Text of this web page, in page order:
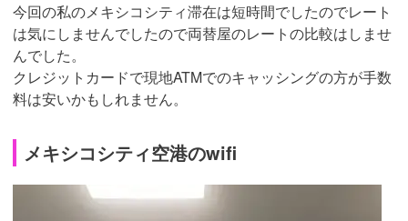
今回の私のメキシコシティ滞在は短時間でしたのでレート
は気にしませんでしたので両替屋のレートの比較はしませ
んでした。
クレジットカードで現地ATMでのキャッシングの方が手数
料は安いかもしれません。
メキシコシティ空港のwifi